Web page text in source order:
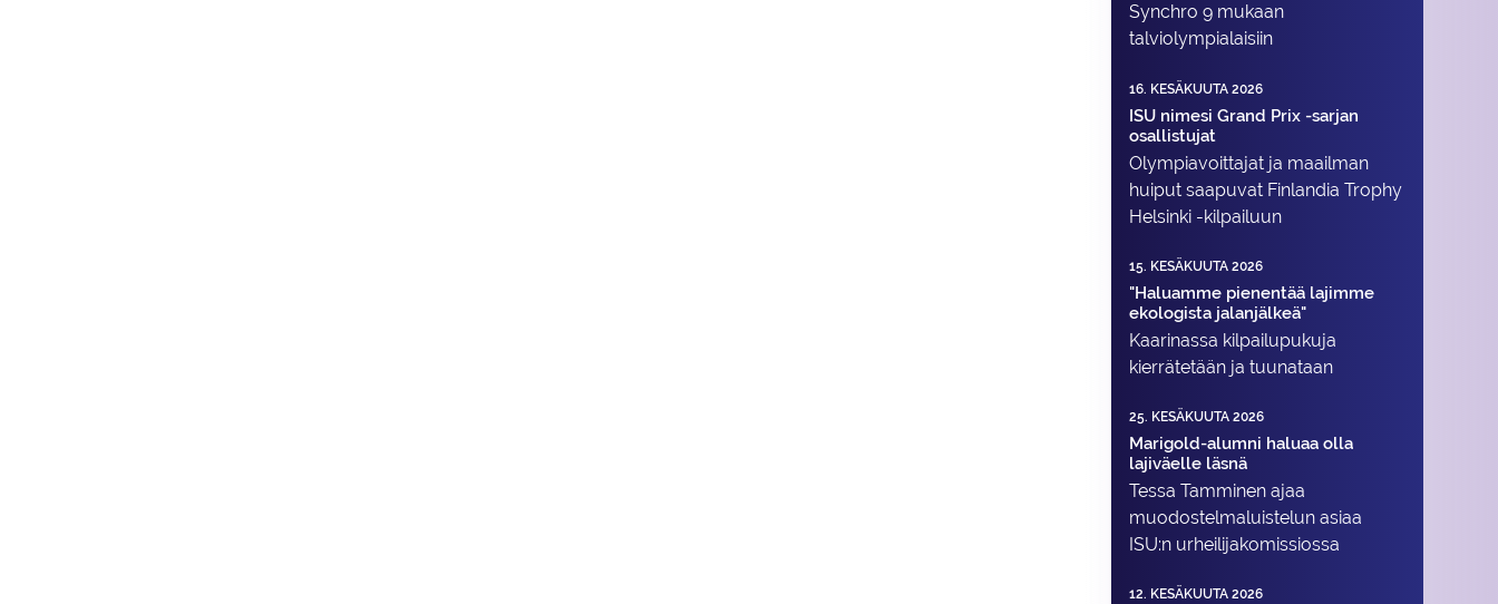
Synchro 9 mukaan
talviolympialaisiin
16. KESÄKUUTA 2026
ISU nimesi Grand Prix -sarjan
osallistujat
Olympiavoittajat ja maailman
huiput saapuvat Finlandia Trophy
Helsinki -kilpailuun
15. KESÄKUUTA 2026
"Haluamme pienentää lajimme
ekologista jalanjälkeä"
Kaarinassa kilpailupukuja
kierrätetään ja tuunataan
25. KESÄKUUTA 2026
Marigold-alumni haluaa olla
lajiväelle läsnä
Tessa Tamminen ajaa
muodostelma­luistelun asiaa
ISU:n urheilija­komissiossa
12. KESÄKUUTA 2026